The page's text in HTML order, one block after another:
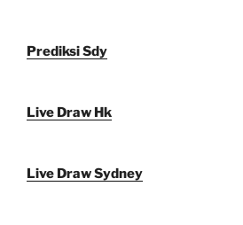
Prediksi Sdy
Live Draw Hk
Live Draw Sydney